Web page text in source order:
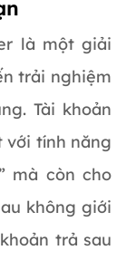
là một giải
trải nghiệm
Tài khoản
với tính năng
mà còn cho
không giới
trả sau